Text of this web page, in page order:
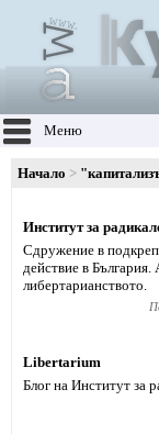
Меню
Начало
Институт за
Сдружение в
действие в България.
либертарианството.
Libertarium
Блог на Институт за